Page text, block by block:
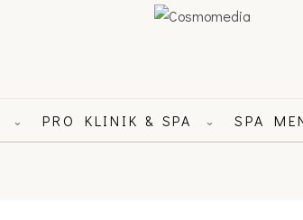
⌄ PRO KLINIK & SPA ⌄ SPA